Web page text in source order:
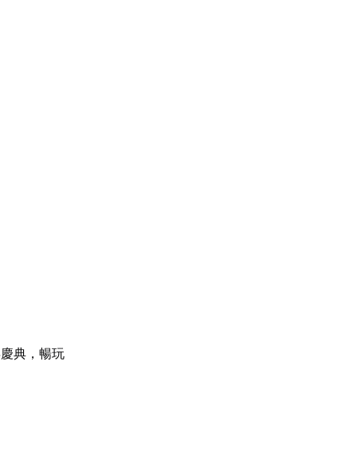
典，暢玩